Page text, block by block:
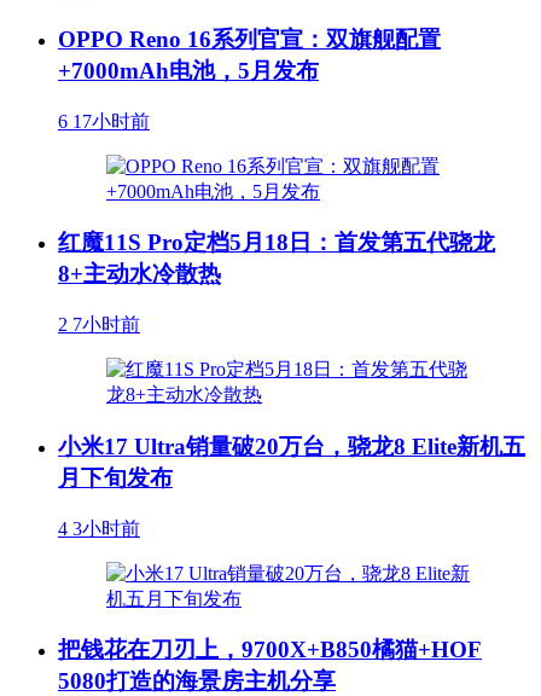
OPPO Reno 16系列官宣：双旗舰配置
+7000mAh电池，5月发布
6 17小时前
红魔11S Pro定档5月18日：首发第五代骁龙
8+主动水冷散热
2 7小时前
小米17 Ultra销量破20万台，骁龙8 Elite新机五
月下旬发布
4 3小时前
把钱花在刀刃上，9700X+B850橘猫+HOF
5080打造的海景房主机分享